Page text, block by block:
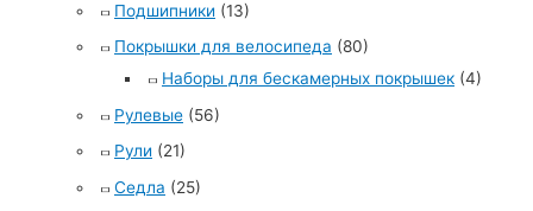
Подшипники (13)
Покрышки для велосипеда (80)
Наборы для бескамерных покрышек (4)
Рулевые (56)
Рули (21)
Седла (25)